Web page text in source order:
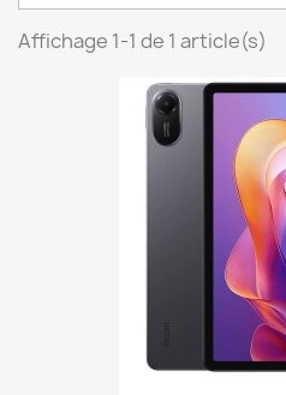
Affichage 1-1 de 1 article(s)